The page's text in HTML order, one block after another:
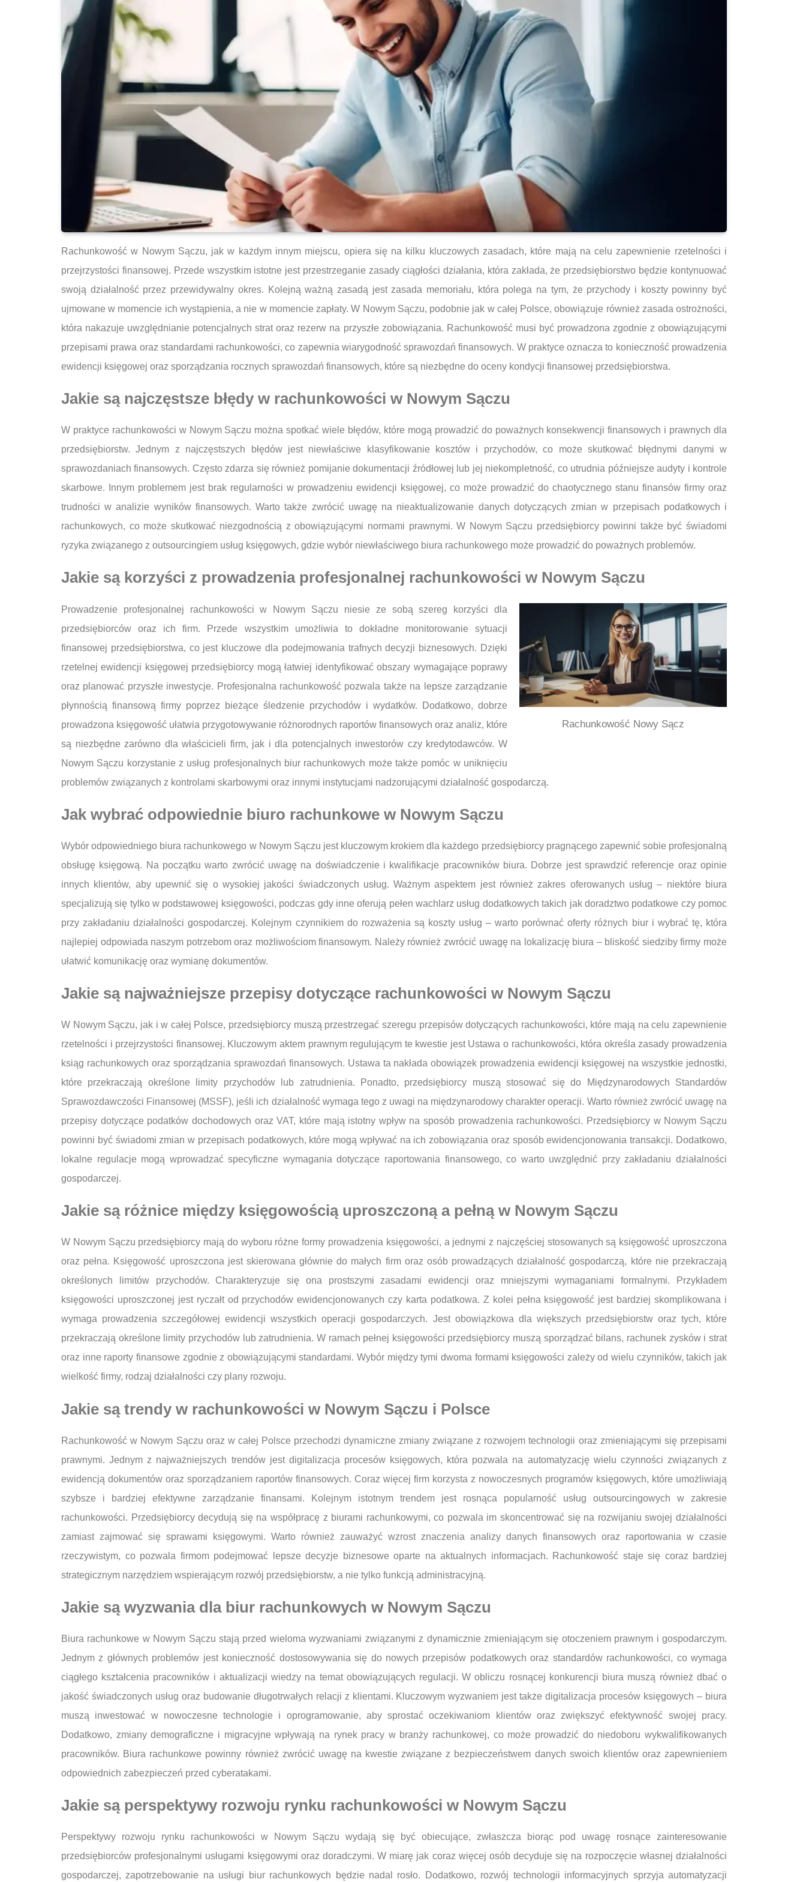
Rachunkowość w Nowym Sączu, jak w każdym innym miejscu, opiera się na kilku kluczowych zasadach, które mają na celu zapewnienie rzetelności i
przejrzystości finansowej. Przede wszystkim istotne jest przestrzeganie zasady ciągłości działania, która zakłada, że przedsiębiorstwo będzie kontynuować
swoją działalność przez przewidywalny okres. Kolejną ważną zasadą jest zasada memoriału, która polega na tym, że przychody i koszty powinny być
ujmowane w momencie ich wystąpienia, a nie w momencie zapłaty. W Nowym Sączu, podobnie jak w całej Polsce, obowiązuje również zasada ostrożności,
która nakazuje uwzględnianie potencjalnych strat oraz rezerw na przyszłe zobowiązania. Rachunkowość musi być prowadzona zgodnie z obowiązującymi
przepisami prawa oraz standardami rachunkowości, co zapewnia wiarygodność sprawozdań finansowych. W praktyce oznacza to konieczność prowadzenia
ewidencji księgowej oraz sporządzania rocznych sprawozdań finansowych, które są niezbędne do oceny kondycji finansowej przedsiębiorstwa.
Jakie są najczęstsze błędy w rachunkowości w Nowym Sączu
W praktyce rachunkowości w Nowym Sączu można spotkać wiele błędów, które mogą prowadzić do poważnych konsekwencji finansowych i prawnych dla
przedsiębiorstw. Jednym z najczęstszych błędów jest niewłaściwe klasyfikowanie kosztów i przychodów, co może skutkować błędnymi danymi w
sprawozdaniach finansowych. Często zdarza się również pomijanie dokumentacji źródłowej lub jej niekompletność, co utrudnia późniejsze audyty i kontrole
skarbowe. Innym problemem jest brak regularności w prowadzeniu ewidencji księgowej, co może prowadzić do chaotycznego stanu finansów firmy oraz
trudności w analizie wyników finansowych. Warto także zwrócić uwagę na nieaktualizowanie danych dotyczących zmian w przepisach podatkowych i
rachunkowych, co może skutkować niezgodnością z obowiązującymi normami prawnymi. W Nowym Sączu przedsiębiorcy powinni także być świadomi
ryzyka związanego z outsourcingiem usług księgowych, gdzie wybór niewłaściwego biura rachunkowego może prowadzić do poważnych problemów.
Jakie są korzyści z prowadzenia profesjonalnej rachunkowości w Nowym Sączu
Rachunkowość Nowy Sącz
Prowadzenie profesjonalnej rachunkowości w Nowym Sączu niesie ze sobą szereg korzyści dla
przedsiębiorców oraz ich firm. Przede wszystkim umożliwia to dokładne monitorowanie sytuacji
finansowej przedsiębiorstwa, co jest kluczowe dla podejmowania trafnych decyzji biznesowych. Dzięki
rzetelnej ewidencji księgowej przedsiębiorcy mogą łatwiej identyfikować obszary wymagające poprawy
oraz planować przyszłe inwestycje. Profesjonalna rachunkowość pozwala także na lepsze zarządzanie
płynnością finansową firmy poprzez bieżące śledzenie przychodów i wydatków. Dodatkowo, dobrze
prowadzona księgowość ułatwia przygotowywanie różnorodnych raportów finansowych oraz analiz, które
są niezbędne zarówno dla właścicieli firm, jak i dla potencjalnych inwestorów czy kredytodawców. W
Nowym Sączu korzystanie z usług profesjonalnych biur rachunkowych może także pomóc w uniknięciu
problemów związanych z kontrolami skarbowymi oraz innymi instytucjami nadzorującymi działalność gospodarczą.
Jak wybrać odpowiednie biuro rachunkowe w Nowym Sączu
Wybór odpowiedniego biura rachunkowego w Nowym Sączu jest kluczowym krokiem dla każdego przedsiębiorcy pragnącego zapewnić sobie profesjonalną
obsługę księgową. Na początku warto zwrócić uwagę na doświadczenie i kwalifikacje pracowników biura. Dobrze jest sprawdzić referencje oraz opinie
innych klientów, aby upewnić się o wysokiej jakości świadczonych usług. Ważnym aspektem jest również zakres oferowanych usług – niektóre biura
specjalizują się tylko w podstawowej księgowości, podczas gdy inne oferują pełen wachlarz usług dodatkowych takich jak doradztwo podatkowe czy pomoc
przy zakładaniu działalności gospodarczej. Kolejnym czynnikiem do rozważenia są koszty usług – warto porównać oferty różnych biur i wybrać tę, która
najlepiej odpowiada naszym potrzebom oraz możliwościom finansowym. Należy również zwrócić uwagę na lokalizację biura – bliskość siedziby firmy może
ułatwić komunikację oraz wymianę dokumentów.
Jakie są najważniejsze przepisy dotyczące rachunkowości w Nowym Sączu
W Nowym Sączu, jak i w całej Polsce, przedsiębiorcy muszą przestrzegać szeregu przepisów dotyczących rachunkowości, które mają na celu zapewnienie
rzetelności i przejrzystości finansowej. Kluczowym aktem prawnym regulującym te kwestie jest Ustawa o rachunkowości, która określa zasady prowadzenia
ksiąg rachunkowych oraz sporządzania sprawozdań finansowych. Ustawa ta nakłada obowiązek prowadzenia ewidencji księgowej na wszystkie jednostki,
które przekraczają określone limity przychodów lub zatrudnienia. Ponadto, przedsiębiorcy muszą stosować się do Międzynarodowych Standardów
Sprawozdawczości Finansowej (MSSF), jeśli ich działalność wymaga tego z uwagi na międzynarodowy charakter operacji. Warto również zwrócić uwagę na
przepisy dotyczące podatków dochodowych oraz VAT, które mają istotny wpływ na sposób prowadzenia rachunkowości. Przedsiębiorcy w Nowym Sączu
powinni być świadomi zmian w przepisach podatkowych, które mogą wpływać na ich zobowiązania oraz sposób ewidencjonowania transakcji. Dodatkowo,
lokalne regulacje mogą wprowadzać specyficzne wymagania dotyczące raportowania finansowego, co warto uwzględnić przy zakładaniu działalności
gospodarczej.
Jakie są różnice między księgowością uproszczoną a pełną w Nowym Sączu
W Nowym Sączu przedsiębiorcy mają do wyboru różne formy prowadzenia księgowości, a jednymi z najczęściej stosowanych są księgowość uproszczona
oraz pełna. Księgowość uproszczona jest skierowana głównie do małych firm oraz osób prowadzących działalność gospodarczą, które nie przekraczają
określonych limitów przychodów. Charakteryzuje się ona prostszymi zasadami ewidencji oraz mniejszymi wymaganiami formalnymi. Przykładem
księgowości uproszczonej jest ryczałt od przychodów ewidencjonowanych czy karta podatkowa. Z kolei pełna księgowość jest bardziej skomplikowana i
wymaga prowadzenia szczegółowej ewidencji wszystkich operacji gospodarczych. Jest obowiązkowa dla większych przedsiębiorstw oraz tych, które
przekraczają określone limity przychodów lub zatrudnienia. W ramach pełnej księgowości przedsiębiorcy muszą sporządzać bilans, rachunek zysków i strat
oraz inne raporty finansowe zgodnie z obowiązującymi standardami. Wybór między tymi dwoma formami księgowości zależy od wielu czynników, takich jak
wielkość firmy, rodzaj działalności czy plany rozwoju.
Jakie są trendy w rachunkowości w Nowym Sączu i Polsce
Rachunkowość w Nowym Sączu oraz w całej Polsce przechodzi dynamiczne zmiany związane z rozwojem technologii oraz zmieniającymi się przepisami
prawnymi. Jednym z najważniejszych trendów jest digitalizacja procesów księgowych, która pozwala na automatyzację wielu czynności związanych z
ewidencją dokumentów oraz sporządzaniem raportów finansowych. Coraz więcej firm korzysta z nowoczesnych programów księgowych, które umożliwiają
szybsze i bardziej efektywne zarządzanie finansami. Kolejnym istotnym trendem jest rosnąca popularność usług outsourcingowych w zakresie
rachunkowości. Przedsiębiorcy decydują się na współpracę z biurami rachunkowymi, co pozwala im skoncentrować się na rozwijaniu swojej działalności
zamiast zajmować się sprawami księgowymi. Warto również zauważyć wzrost znaczenia analizy danych finansowych oraz raportowania w czasie
rzeczywistym, co pozwala firmom podejmować lepsze decyzje biznesowe oparte na aktualnych informacjach. Rachunkowość staje się coraz bardziej
strategicznym narzędziem wspierającym rozwój przedsiębiorstw, a nie tylko funkcją administracyjną.
Jakie są wyzwania dla biur rachunkowych w Nowym Sączu
Biura rachunkowe w Nowym Sączu stają przed wieloma wyzwaniami związanymi z dynamicznie zmieniającym się otoczeniem prawnym i gospodarczym.
Jednym z głównych problemów jest konieczność dostosowywania się do nowych przepisów podatkowych oraz standardów rachunkowości, co wymaga
ciągłego kształcenia pracowników i aktualizacji wiedzy na temat obowiązujących regulacji. W obliczu rosnącej konkurencji biura muszą również dbać o
jakość świadczonych usług oraz budowanie długotrwałych relacji z klientami. Kluczowym wyzwaniem jest także digitalizacja procesów księgowych – biura
muszą inwestować w nowoczesne technologie i oprogramowanie, aby sprostać oczekiwaniom klientów oraz zwiększyć efektywność swojej pracy.
Dodatkowo, zmiany demograficzne i migracyjne wpływają na rynek pracy w branży rachunkowej, co może prowadzić do niedoboru wykwalifikowanych
pracowników. Biura rachunkowe powinny również zwrócić uwagę na kwestie związane z bezpieczeństwem danych swoich klientów oraz zapewnieniem
odpowiednich zabezpieczeń przed cyberatakami.
Jakie są perspektywy rozwoju rynku rachunkowości w Nowym Sączu
Perspektywy rozwoju rynku rachunkowości w Nowym Sączu wydają się być obiecujące, zwłaszcza biorąc pod uwagę rosnące zainteresowanie
przedsiębiorców profesjonalnymi usługami księgowymi oraz doradczymi. W miarę jak coraz więcej osób decyduje się na rozpoczęcie własnej działalności
gospodarczej, zapotrzebowanie na usługi biur rachunkowych będzie nadal rosło. Dodatkowo, rozwój technologii informacyjnych sprzyja automatyzacji